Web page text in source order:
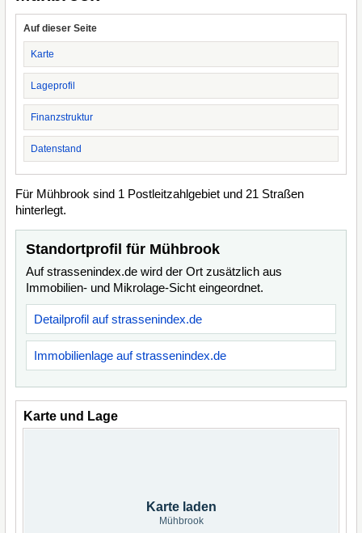
Auf dieser Seite
Karte
Lageprofil
Finanzstruktur
Datenstand
Für Mühbrook sind 1 Postleitzahlgebiet und 21 Straßen
hinterlegt.
Standortprofil für Mühbrook
Auf strassenindex.de wird der Ort zusätzlich aus
Immobilien- und Mikrolage-Sicht eingeordnet.
Detailprofil auf strassenindex.de
Immobilienlage auf strassenindex.de
Karte und Lage
Karte laden
Mühbrook